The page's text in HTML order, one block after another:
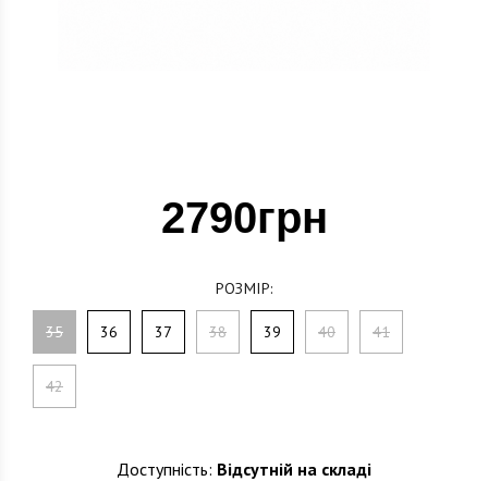
2790грн
РОЗМІР:
35 36 37 38 39 40 41
42
Доступність: Відсутній на складі